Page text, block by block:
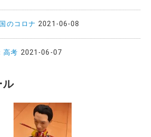
のコロナ 2021-06-08
高考 2021-06-07
ル